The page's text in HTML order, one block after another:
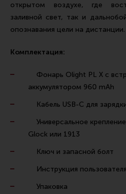
открытом воздухе, где
заливной свет, так и
опознавания цели на дистанции.
Комплектация:
Фонарь Olight PL X с
аккумулятором 960 mAh
Кабель USB-C для
Универсальное
Glock или 1913
Ключ и запасной болт
Инструкция пользователя
Упаковка